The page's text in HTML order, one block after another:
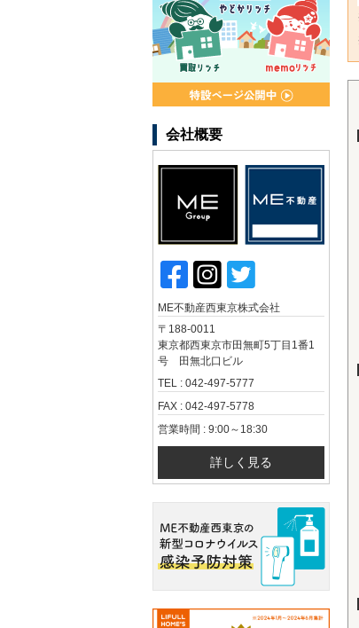
会社概要
ME不動産西東京株式会社
〒188-0011
東京都西東京市田無町5丁目1番1
号 田無北口ビル
TEL : 042-497-5777
FAX : 042-497-5778
営業時間 : 9:00～18:30
詳しく見る